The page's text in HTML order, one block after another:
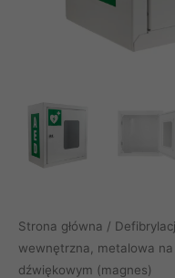
Strona główna /
wewnętrzna, metalowa
dźwiękowym (magnes)